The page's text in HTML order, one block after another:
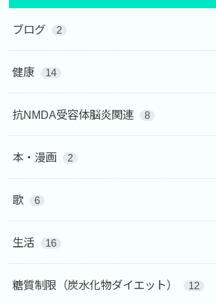
ブログ 2
健康 14
抗NMDA受容体脳炎関連 8
本・漫画 2
歌 6
生活 16
糖質制限（炭水化物ダイエット） 12